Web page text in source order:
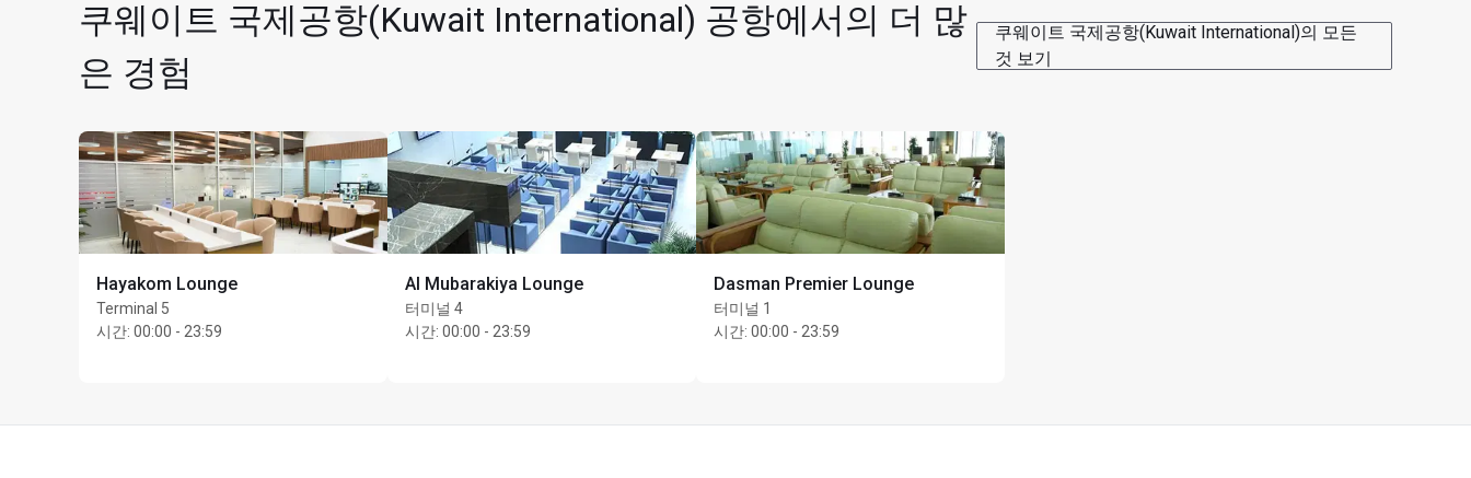
쿠웨이트 국제공항(Kuwait International) 공항에서의 더 많
은 경험
쿠웨이트 국제공항(Kuwait International)의 모든
것 보기
Hayakom Lounge
Terminal 5
시간: 00:00 - 23:59
Al Mubarakiya Lounge
터미널 4
시간: 00:00 - 23:59
Dasman Premier Lounge
터미널 1
시간: 00:00 - 23:59